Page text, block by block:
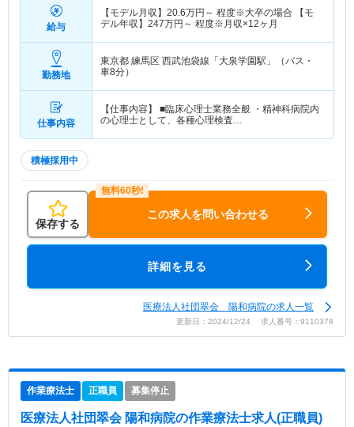
給与
【モデル月収】 20.6万円～ 程度※大卒の場合 【モ
デル年収】 247万円～ 程度※月収×12ヶ月
勤務地
東京都 練馬区 西武池袋線「大泉学園駅」（バス・
車8分）
仕事内容
【仕事内容】 ■臨床心理士業務全般 ・精神科病院内
の心理士として、各種心理検査…
積極採用中
保存する
この求人を問い合わせる
詳細を見る
医療法人社団翠会 陽和病院の求人一覧
更新日：2024/12/24 求人番号：9110378
作業療法士 正職員 募集停止
医療法人社団翠会 陽和病院の作業療法士求人(正職員)